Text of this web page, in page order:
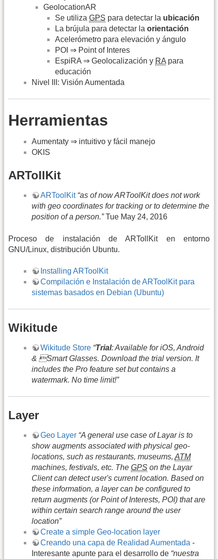
GeolocationAR
Se utiliza GPS para detectar la ubicación
La brújula para detectar la orientación
Acelerómetro para elevación y ángulo
POI ⇒ Point of Interes
EspiRA ⇒ Geolocalización y RA para
educación
Nivel III: Visión Aumentada
Herramientas
Aumentaty ⇒ intuitivo y fácil manejo
OKIS
ARTollKit
ARToolKit “as of now ARToolKit does not work
with geo coordinates for tracking or to determine the
position of a person.”Tue May 24, 2016
Proceso de instalación de ARTollKit en entorno
GNU/Linux, distribución Ubuntu.
Installing ARToolKit
Compilación e Instalación de ARToolKit para
sistemas basados en Debian (Ubuntu)
Wikitude
Wikitude Store “Trial: Available for iOS, Android
& Smart Glasses. Download the trial version. It
includes the Pro feature set but contains a
watermark. No time limit!”
Layer
Geo Layer “A general use case of Layar is to
show augments associated with physical geo-
locations, such as restaurants, museums, ATM
machines, festivals, etc. The GPS on the Layar
Client can detect user's current location. Based on
these information, a layer can be configured to
return augments (or Point of Interests, POI) that are
within certain search range around the user
location”
Create a simple Geo-location layer
Creando una capa de Realidad Aumentada -
Interesante apunte para el desarrollo de “nuestra